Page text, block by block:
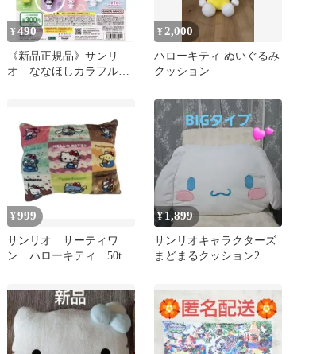
¥490
《新品正規品》サンリ
オ ななほしカラフルマ
¥2,000
ハローキティ ぬいぐるみ
クッション
¥999
サンリオ サーティワ
ン ハローキティ 50th
¥1,899
サンリオキャラクターズ
まどまるクッション2 シ